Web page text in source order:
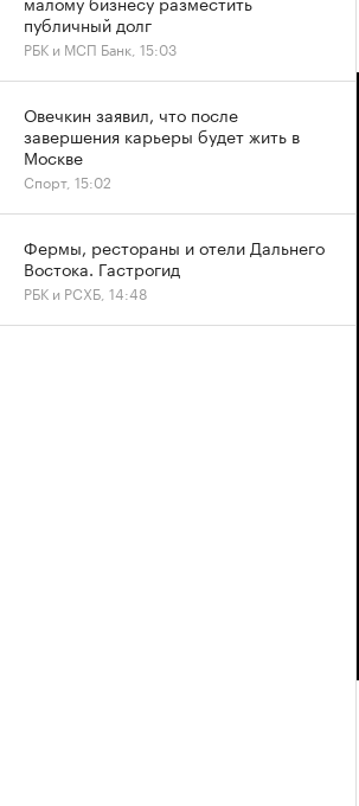
публичный долг
РБК и МСП Банк, 15:03
Овечкин заявил, что после
завершения карьеры будет жить в
Москве
Спорт, 15:02
Фермы, рестораны и отели Дальнего
Востока. Гастрогид
РБК и РСХБ, 14:48